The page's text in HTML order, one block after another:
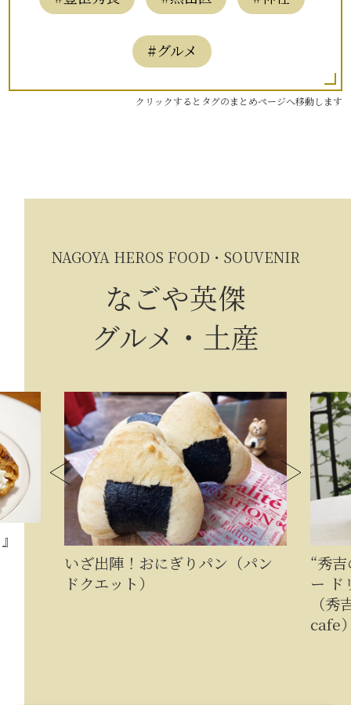
#グルメ
クリックするとタグのまとめページへ移動します
NAGOYA HEROS FOOD・SOUVENIR
なごや英傑
グルメ・土産
いざ出陣！おにぎりパン（パン
ドクエット）
“秀
ー ド
（
cafe